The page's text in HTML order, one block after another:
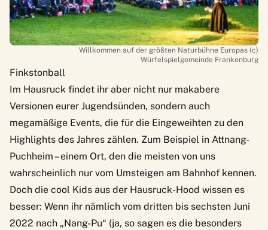
Willkommen auf der größten Naturbühne Europas (c)
Würfelspielgemeinde Frankenburg
Finkstonball
Im Hausruck findet ihr aber nicht nur makabere
Versionen eurer Jugendsünden, sondern auch
megamäßige Events, die für die Eingeweihten zu den
Highlights des Jahres zählen. Zum Beispiel in Attnang-
Puchheim – einem Ort, den die meisten von uns
wahrscheinlich nur vom Umsteigen am Bahnhof kennen.
Doch die cool Kids aus der Hausruck-Hood wissen es
besser: Wenn ihr nämlich vom dritten bis sechsten Juni
2022 nach „Nang-Pu“ (ja, so sagen es die besonders